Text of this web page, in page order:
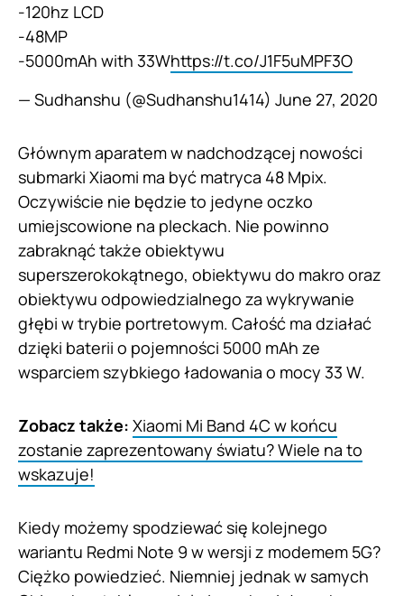
-120hz LCD
-48MP
-5000mAh with 33Whttps://t.co/J1F5uMPF3O
— Sudhanshu (@Sudhanshu1414) June 27, 2020
Głównym aparatem w nadchodzącej nowości
submarki Xiaomi ma być matryca 48 Mpix.
Oczywiście nie będzie to jedyne oczko
umiejscowione na pleckach. Nie powinno
zabraknąć także obiektywu
superszerokokątnego, obiektywu do makro oraz
obiektywu odpowiedzialnego za wykrywanie
głębi w trybie portretowym. Całość ma działać
dzięki baterii o pojemności 5000 mAh ze
wsparciem szybkiego ładowania o mocy 33 W.
Zobacz także: Xiaomi Mi Band 4C w końcu
zostanie zaprezentowany światu? Wiele na to
wskazuje!
Kiedy możemy spodziewać się kolejnego
wariantu Redmi Note 9 w wersji z modemem 5G?
Ciężko powiedzieć. Niemniej jednak w samych